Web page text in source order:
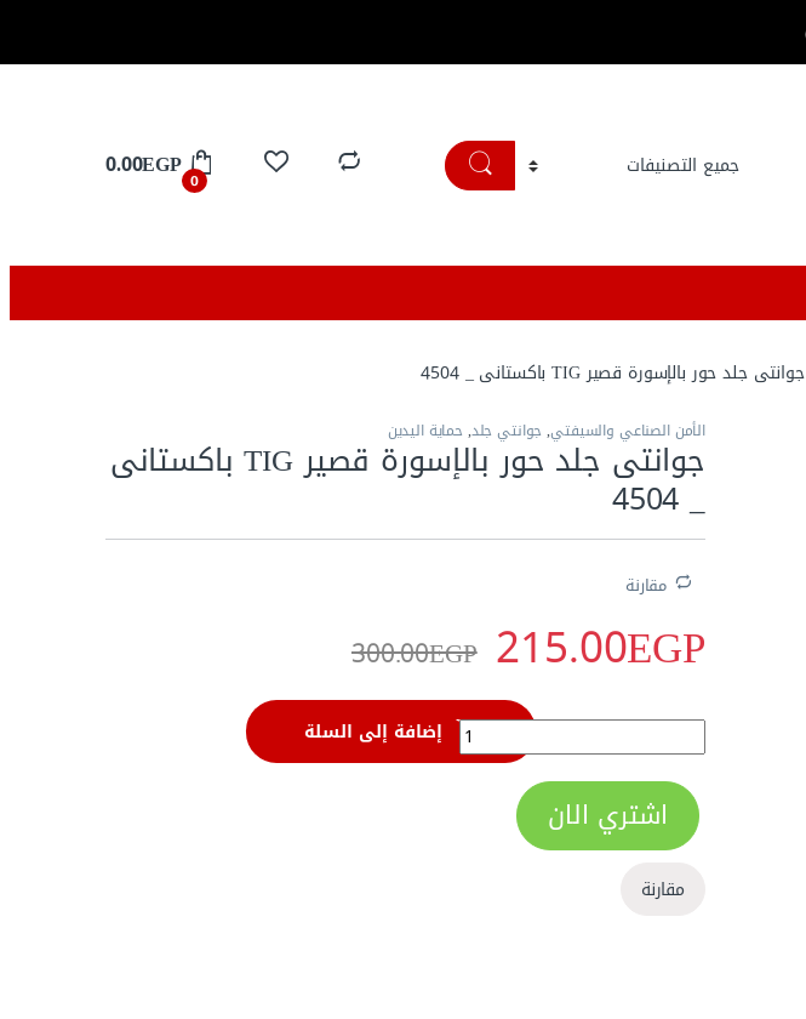
0
0.00EGP
جوانتى جلد حور بالإسورة قصير TIG باكستانى _ 4504
الأمن الصناعي والسيفتي, جوانتي جلد, حماية اليدين
جوانتى جلد حور بالإسورة قصير TIG باكستانى
_ 4504
مقارنة
215.00EGP
300.00EGP
جوانتى جلد حور بالإسورة قصير TIG باكستانى _ 4504 quantity إضافة إلى السلة
اشتري الان
مقارنة